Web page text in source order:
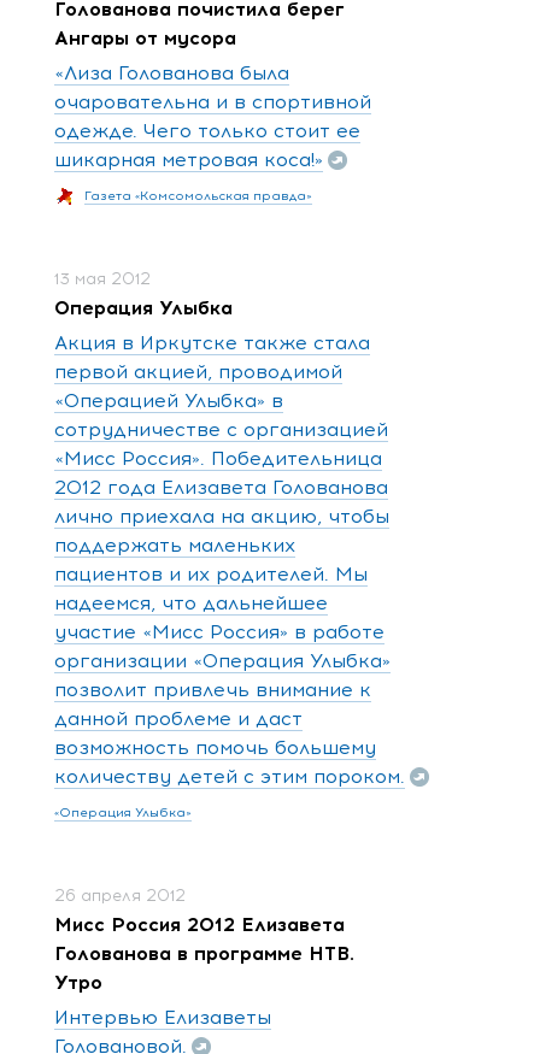
Голованова почистила берег
Ангары от мусора
«Лиза Голованова была
очаровательна и в спортивной
одежде. Чего только стоит ее
шикарная метровая коса!»
Газета «Комсомольская правда»
13 мая 2012
Операция Улыбка
Акция в Иркутске также стала
первой акцией, проводимой
«Операцией Улыбка» в
сотрудничестве с организацией
«Мисс Россия». Победительница
2012 года Елизавета Голованова
лично приехала на акцию, чтобы
поддержать маленьких
пациентов и их родителей. Мы
надеемся, что дальнейшее
участие «Мисс Россия» в работе
организации «Операция Улыбка»
позволит привлечь внимание к
данной проблеме и даст
возможность помочь большему
количеству детей с этим пороком.
«Операция Улыбка»
26 апреля 2012
Мисс Россия 2012 Елизавета
Голованова в программе НТВ.
Утро
Интервью Елизаветы
Головановой.